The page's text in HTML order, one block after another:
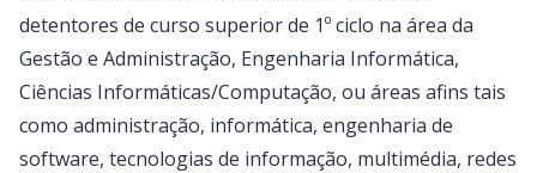
detentores de curso superior de 1º ciclo na área da
Gestão e Administração, Engenharia Informática,
Ciências Informáticas/Computação, ou áreas afins tais
como administração, informática, engenharia de
software, tecnologias de informação, multimédia, redes